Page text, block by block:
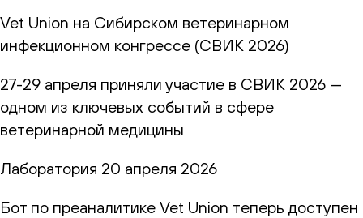
Vet Union на Сибирском ветеринарном
инфекционном конгрессе (СВИК 2026)
27-29 апреля приняли участие в СВИК 2026 —
одном из ключевых событий в сфере
ветеринарной медицины
Лаборатория 20 апреля 2026
Бот по преаналитике Vet Union теперь доступен